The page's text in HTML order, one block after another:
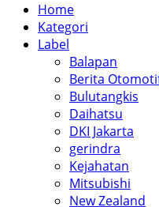
Home
Kategori
Label
Balapan
Berita
Bulutangkis
Daihatsu
DKI Jakarta
gerindra
Kejahatan
Mitsubishi
New Zealand